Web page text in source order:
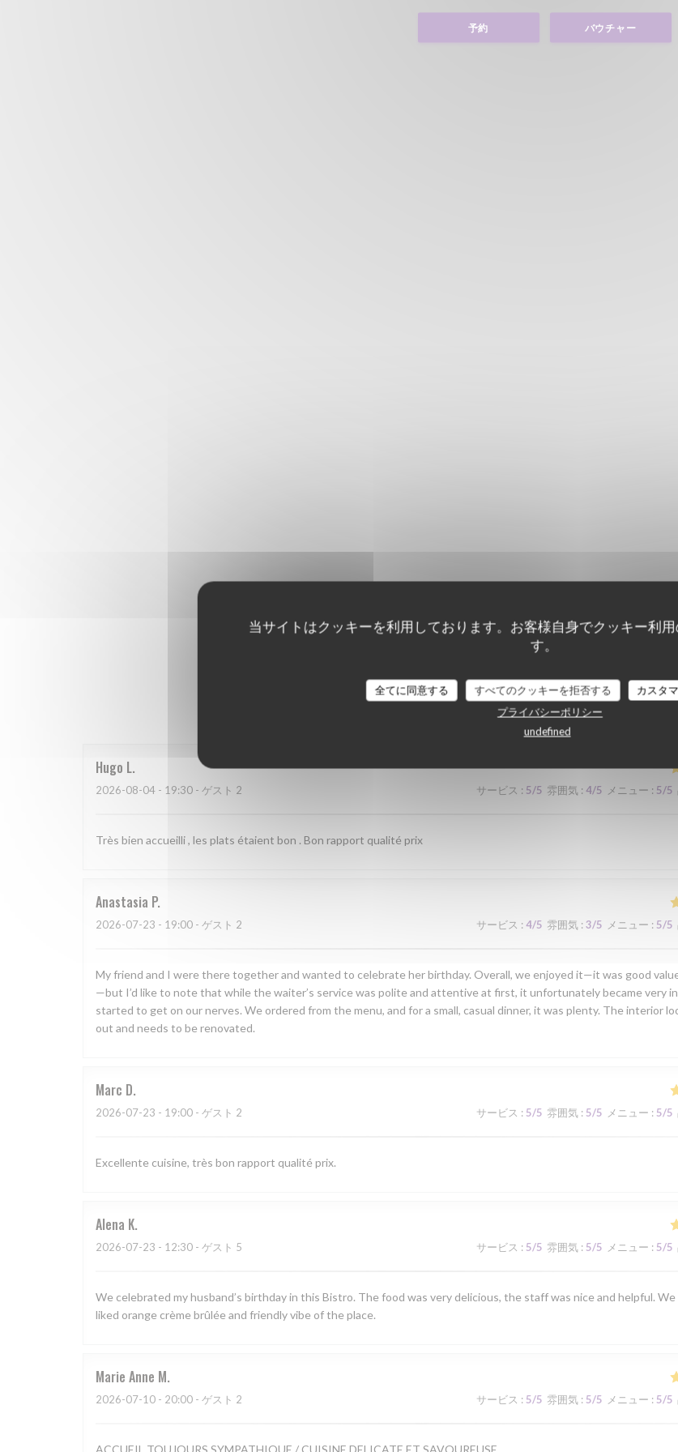
当サイトはクッキーを利用しております。お客様自身でクッキー利
す。
全てに同意する すべてのクッキーを拒否する
カスタ
プライバシーポリシー
undefined
予約 バウチャー
顧客の評価
Hugo L
2026-08-04 - 19:30 - ゲスト 2 サービス : 5/5 雰囲気 : 4/5 メニュー : 5/5
Très bien accueilli , les plats étaient bon . Bon rapport qualité prix
Anastasia P
2026-07-23 - 19:00 - ゲスト 2 サービス : 4/5 雰囲気 : 3/5 メニュー : 5/5
My friend and I were there together and wanted to celebrate her birthday. Overall, we enjoyed it—it was good
—but I’d like to note that while the waiter’s service was polite and attentive at first, it unfortunately became very
started to get on our nerves. We ordered from the menu, and for a small, casual dinner, it was plenty. The interior
out and needs to be renovated.
Marc D
2026-07-23 - 19:00 - ゲスト 2 サービス : 5/5 雰囲気 : 5/5 メニュー : 5/5
Excellente cuisine, très bon rapport qualité prix.
Alena K
2026-07-23 - 12:30 - ゲスト 5 サービス : 5/5 雰囲気 : 5/5 メニュー : 5/5
We celebrated my husband’s birthday in this Bistro. The food was very delicious, the staff was nice and helpful. We
liked orange crème brûlée and friendly vibe of the place.
Marie Anne M
2026-07-10 - 20:00 - ゲスト 2 サービス : 5/5 雰囲気 : 5/5 メニュー : 5/5